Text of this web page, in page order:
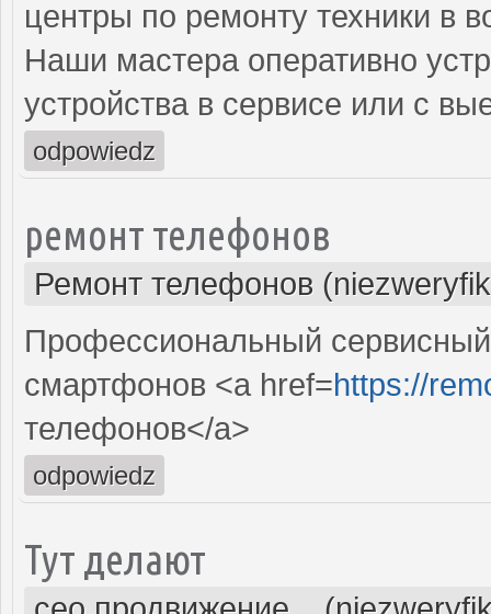
центры по ремонту техники в
Наши мастера оперативно
устройства в сервисе или с
odpowiedz
ремонт телефонов
Ремонт телефонов
Профессиональный
смартфонов <a href=https://
телефонов</a>
odpowiedz
Тут делают